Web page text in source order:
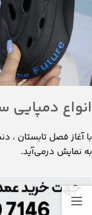
انواع دمپایی
با آغاز فصل تابستان ،
به نمایش درمی‌آید.